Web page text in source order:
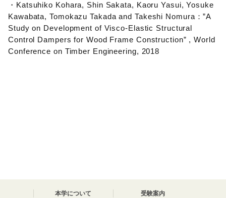
・Katsuhiko Kohara, Shin Sakata, Kaoru Yasui, Yosuke
Kawabata, Tomokazu Takada and Takeshi Nomura：”A
Study on Development of Visco-Elastic Structural
Control Dampers for Wood Frame Construction” , World
Conference on Timber Engineering, 2018
本学について 受験案内